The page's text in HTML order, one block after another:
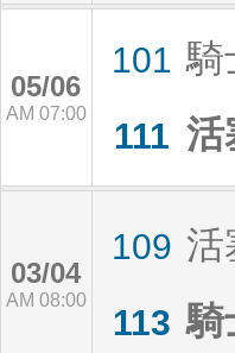
05/06
AM 07:00
101 騎
111 活
03/04
AM 08:00
109 活
113 騎